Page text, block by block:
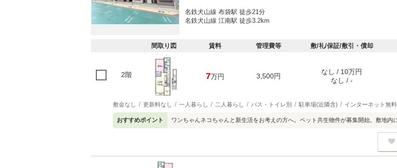
名鉄犬山線 布袋駅 徒歩21分
名鉄犬山線 江南駅 徒歩3.2km
間取り図 賃料 管理費等 敷/礼/保証/敷引・償却
2階 7万円 3,500円
なし / 10万円
なし / -
敷金なし 更新料なし 一人暮らし 二人暮らし バス・トイレ別 駐車場(近隣含) インターネット無料
おすすめポイント ワンちゃんネコちゃんと新生活をお考えの方へ。ペット共生物件が募集開始。敷地内